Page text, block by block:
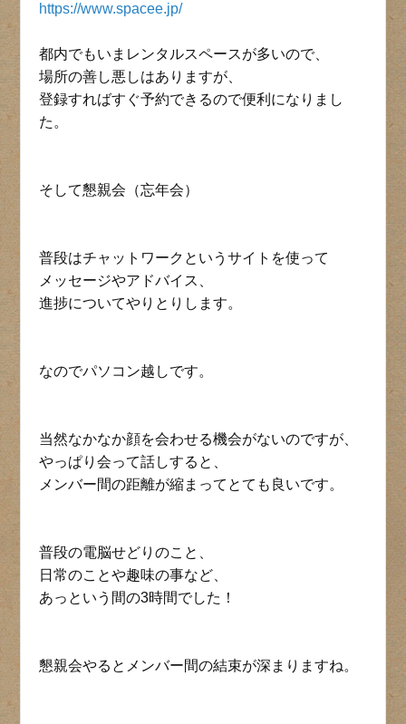
https://www.spacee.jp/
都内でもいまレンタルスペースが多いので、
場所の善し悪しはありますが、
登録すればすぐ予約できるので便利になりまし
た。
そして懇親会（忘年会）
普段はチャットワークというサイトを使って
メッセージやアドバイス、
進捗についてやりとりします。
なのでパソコン越しです。
当然なかなか顔を会わせる機会がないのですが、
やっぱり会って話しすると、
メンバー間の距離が縮まってとても良いです。
普段の電脳せどりのこと、
日常のことや趣味の事など、
あっという間の3時間でした！
懇親会やるとメンバー間の結束が深まりますね。